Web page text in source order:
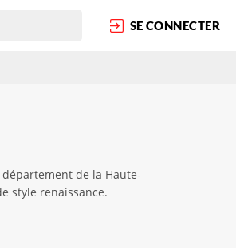
SE CONNECTER
de la Haute-
style renaissance.